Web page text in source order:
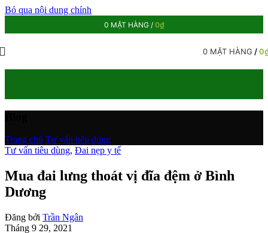
Bỏ qua nội dung chính
0 MẶT HÀNG / 0₫
0 MẶT HÀNG /0
Trang chủ Tư vấn tiêu dùng
Tư vấn tiêu dùng, Đai nẹp y tế
Mua đai lưng thoát vị đĩa đệm ở Bình
Dương
Đăng bởi Trần Ngân
Tháng 9 29, 2021